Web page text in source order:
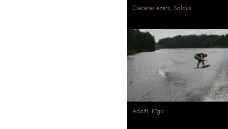
Cieceres ezers, Saldus
Ādaži, Rīga